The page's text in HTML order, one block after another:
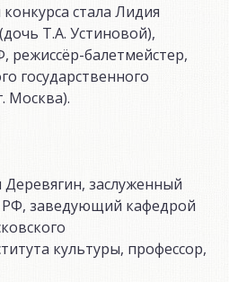
стала Лидия
Т.А. Устиновой),
режиссёр-балетмейстер,
государственного
Москва).
заслуженный
заведующий кафедрой
культуры, профессор,